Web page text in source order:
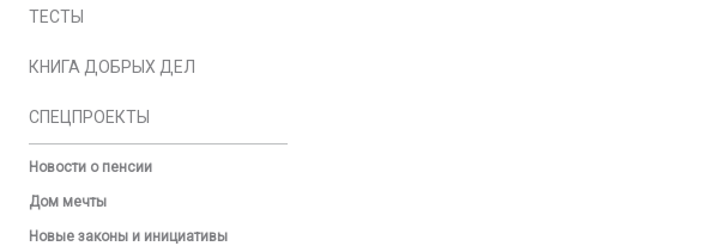
ТЕСТЫ
КНИГА ДОБРЫХ ДЕЛ
СПЕЦПРОЕКТЫ
Новости о пенсии
Дом мечты
Новые законы и инициативы